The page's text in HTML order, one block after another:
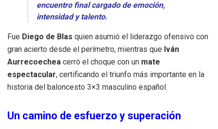
encuentro final cargado de emoción,
intensidad y talento.
Fue Diego de Blas quien asumió el liderazgo ofensivo con
gran acierto desde el perímetro, mientras que Iván
Aurrecoechea cerró el choque con un mate
espectacular, certificando el triunfo más importante en la
historia del baloncesto 3×3 masculino español.
Un camino de esfuerzo y superación